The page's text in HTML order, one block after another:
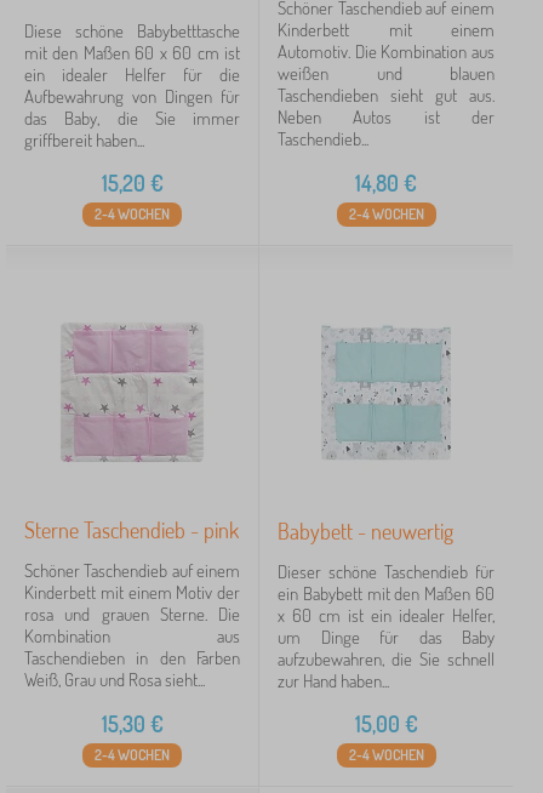
Diese schöne Babybetttasche
mit den Maßen 60 x 60 cm ist
ein idealer Helfer für die
Aufbewahrung von Dingen für
das Baby, die Sie immer
griffbereit haben...
15,20 €
2-4 WOCHEN
Schöner Taschendieb auf einem
Kinderbett mit einem
Automotiv. Die Kombination aus
weißen und blauen
Taschendieben sieht gut aus.
Neben Autos ist der
Taschendieb...
14,80 €
2-4 WOCHEN
Sterne Taschendieb - pink
Schöner Taschendieb auf einem
Kinderbett mit einem Motiv der
rosa und grauen Sterne. Die
Kombination aus
Taschendieben in den Farben
Weiß, Grau und Rosa sieht...
15,30 €
2-4 WOCHEN
Babybett - neuwertig
Dieser schöne Taschendieb für
ein Babybett mit den Maßen 60
x 60 cm ist ein idealer Helfer,
um Dinge für das Baby
aufzubewahren, die Sie schnell
zur Hand haben...
15,00 €
2-4 WOCHEN